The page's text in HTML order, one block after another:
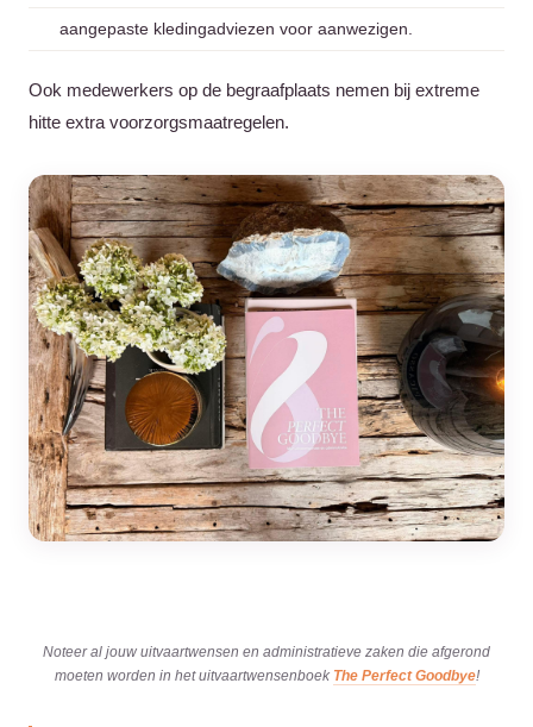
aangepaste kledingadviezen voor aanwezigen.
Ook medewerkers op de begraafplaats nemen bij extreme
hitte extra voorzorgsmaatregelen.
Noteer al jouw uitvaartwensen en administratieve zaken die afgerond
moeten worden in het uitvaartwensenboek The Perfect Goodbye!